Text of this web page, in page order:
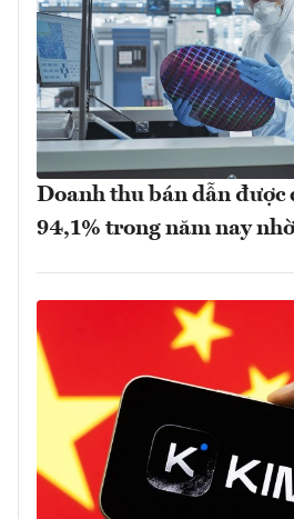
Doanh thu bán dẫn được
94,1% trong năm nay